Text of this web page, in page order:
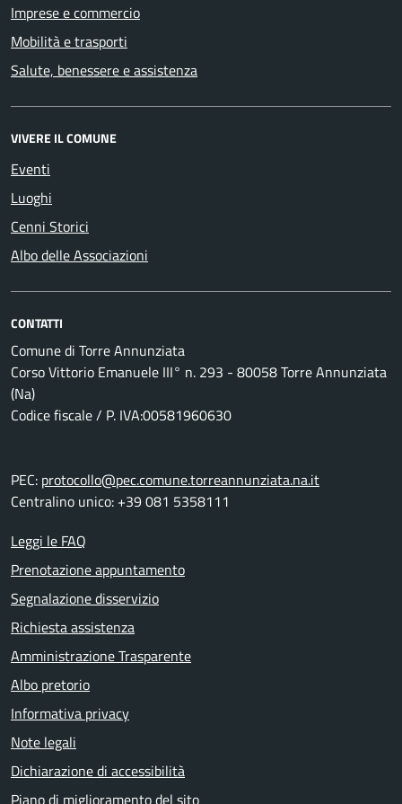
Imprese e commercio
Mobilità e trasporti
Salute, benessere e assistenza
VIVERE IL COMUNE
Eventi
Luoghi
Cenni Storici
Albo delle Associazioni
CONTATTI
Comune di Torre Annunziata
Corso Vittorio Emanuele III° n. 293 - 80058 Torre Annunziata
(Na)
Codice fiscale / P. IVA:00581960630
PEC: protocollo@pec.comune.torreannunziata.na.it
Centralino unico: +39 081 5358111
Leggi le FAQ
Prenotazione appuntamento
Segnalazione disservizio
Richiesta assistenza
Amministrazione Trasparente
Albo pretorio
Informativa privacy
Note legali
Dichiarazione di accessibilità
Piano di miglioramento del sito